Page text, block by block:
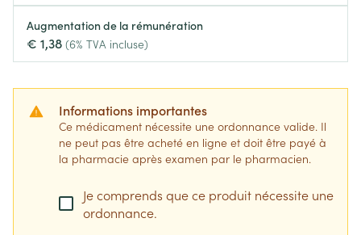
Augmentation de la rémunération
€ 1,38 (6% TVA incluse)
Informations importantes
Ce médicament nécessite une ordonnance valide. Il
ne peut pas être acheté en ligne et doit être payé à
la pharmacie après examen par le pharmacien.
Je comprends que ce produit nécessite une
ordonnance.